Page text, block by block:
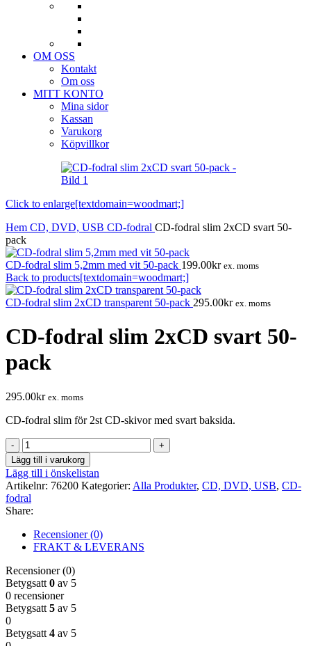
OM OSS
Kontakt
Om oss
MITT KONTO
Mina sidor
Kassan
Varukorg
Köpvillkor
Click to enlarge[textdomain=woodmart;]
Hem CD, DVD, USB CD-fodral CD-fodral slim 2xCD svart 50-
pack
CD-fodral slim 5,2mm med vit 50-pack 199.00kr ex. moms
Back to products[textdomain=woodmart;]
CD-fodral slim 2xCD transparent 50-pack 295.00kr ex. moms
CD-fodral slim 2xCD svart 50-
pack
295.00kr ex. moms
CD-fodral slim för 2st CD-skivor med svart baksida.
CD-
fodral
slim
2xCD
svart
50-
pack
mängd
Lägg till i varukorg
Lägg till i önskelistan
Artikelnr: 76200 Kategorier: Alla Produkter, CD, DVD, USB, CD-
fodral
Share:
Recensioner (0)
FRAKT & LEVERANS
Recensioner (0)
Betygsatt 0 av 5
0 recensioner
Betygsatt 5 av 5
0
Betygsatt 4 av 5